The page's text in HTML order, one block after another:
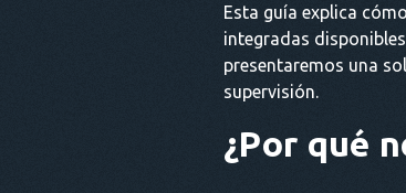
Esta guía explica
integradas
presentaremos una
supervisión.
¿Por qué